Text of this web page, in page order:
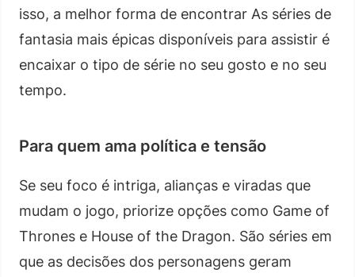
isso, a melhor forma de encontrar As séries de
fantasia mais épicas disponíveis para assistir é
encaixar o tipo de série no seu gosto e no seu
tempo.
Para quem ama política e tensão
Se seu foco é intriga, alianças e viradas que
mudam o jogo, priorize opções como Game of
Thrones e House of the Dragon. São séries em
que as decisões dos personagens geram